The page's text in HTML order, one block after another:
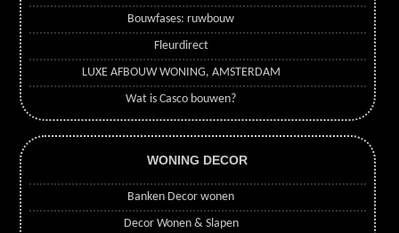
Bouwfases: ruwbouw
Fleurdirect
LUXE AFBOUW WONING, AMSTERDAM
Wat is Casco bouwen?
WONING DECOR
Banken Decor wonen
Decor Wonen & Slapen